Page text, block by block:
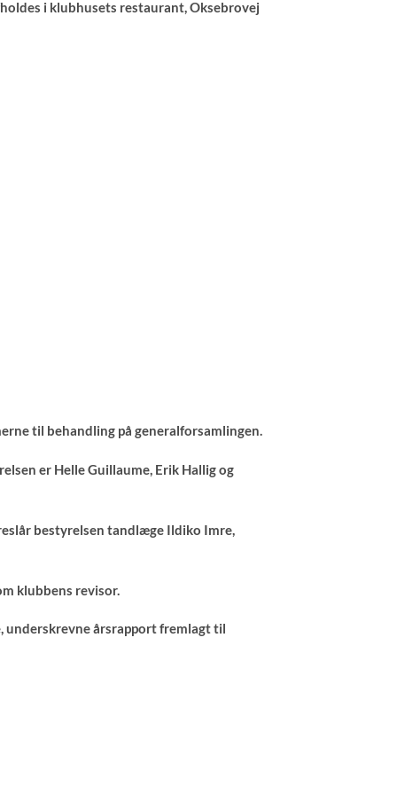
i klubhusets restaurant, Oksebrovej
til behandling på generalforsamlingen.
er Helle Guillaume, Erik Hallig og
bestyrelsen tandlæge Ildiko Imre,
klubbens revisor.
underskrevne årsrapport fremlagt til